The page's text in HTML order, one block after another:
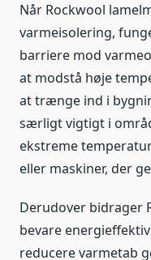
Når Rockwool
varmeisolering,
barriere mod
at modstå høje
at trænge ind i
særligt vigtigt i
ekstreme
eller maskiner, der
Derudover bidrager
bevare
reducere varmetab